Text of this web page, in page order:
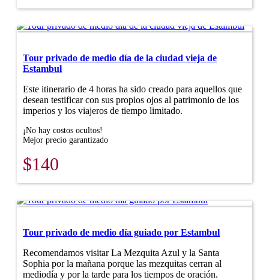
Tour privado de medio día de la ciudad vieja de
Estambul
Este itinerario de 4 horas ha sido creado para aquellos que
desean testificar con sus propios ojos al patrimonio de los
imperios y los viajeros de tiempo limitado.
¡No hay costos ocultos!
Mejor precio garantizado
$140
Tour privado de medio día guiado por Estambul
Recomendamos visitar La Mezquita Azul y la Santa
Sophia por la mañana porque las mezquitas cerran al
mediodía y por la tarde para los tiempos de oración.